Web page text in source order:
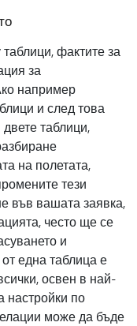
фактите за
за
например
и след това
таблици,
на полетата,
тези
във вашата заявка,
често ще се
и
една таблица е
освен в най-
настройки по
може да бъде